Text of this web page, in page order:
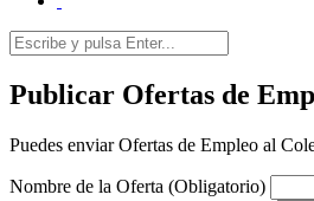
Publicar Ofertas de
Puedes enviar Ofertas de Empleo al
Nombre de la Oferta (Obligatorio)